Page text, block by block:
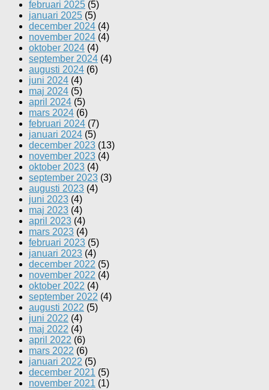
februari 2025 (5)
januari 2025 (5)
december 2024 (4)
november 2024 (4)
oktober 2024 (4)
september 2024 (4)
augusti 2024 (6)
juni 2024 (4)
maj 2024 (5)
april 2024 (5)
mars 2024 (6)
februari 2024 (7)
januari 2024 (5)
december 2023 (13)
november 2023 (4)
oktober 2023 (4)
september 2023 (3)
augusti 2023 (4)
juni 2023 (4)
maj 2023 (4)
april 2023 (4)
mars 2023 (4)
februari 2023 (5)
januari 2023 (4)
december 2022 (5)
november 2022 (4)
oktober 2022 (4)
september 2022 (4)
augusti 2022 (5)
juni 2022 (4)
maj 2022 (4)
april 2022 (6)
mars 2022 (6)
januari 2022 (5)
december 2021 (5)
november 2021 (1)